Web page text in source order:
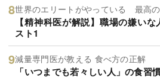
世界のエリートがやっている 最高の
【精神科医が解説】職場の嫌い
スト1
減量専門医が教える 食べ方の正解
「いつまでも若々しい人」の食習